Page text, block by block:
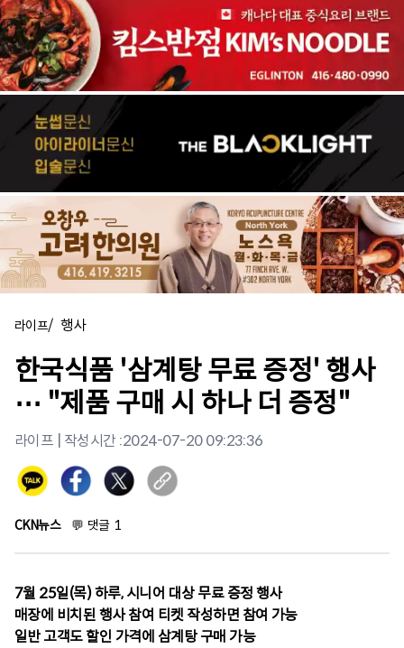
라이프/ 행사
한국식품 '삼계탕 무료 증정' 행사
⋯ "제품 구매 시 하나 더 증정"
라이프 | 작성시간 :2024-07-20 09:23:36
CKN뉴스 💬 댓글 1
7월 25일(목) 하루, 시니어 대상 무료 증정 행사
매장에 비치된 행사 참여 티켓 작성하면 참여 가능
일반 고객도 할인 가격에 삼계탕 구매 가능